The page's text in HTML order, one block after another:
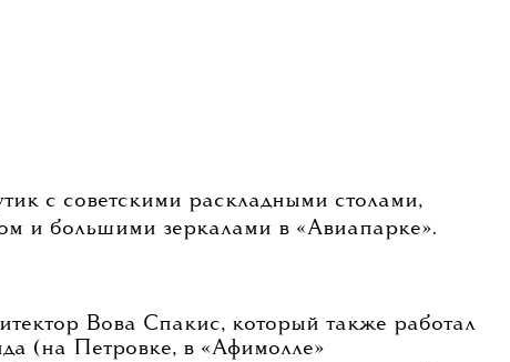
с советскими раскладными столами,
и большими зеркалами в «Авиапарке».
Вова Спакис, который также работал
(на Петровке, в «Афимолле»